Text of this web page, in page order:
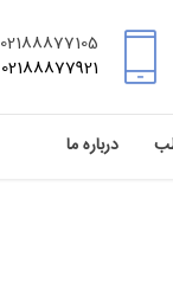
02188877105
02188877921
درباره ما